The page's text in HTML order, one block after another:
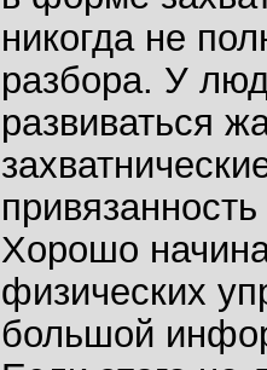
никогда не
разбора. У
развиваться
Хорошо
физических
большой